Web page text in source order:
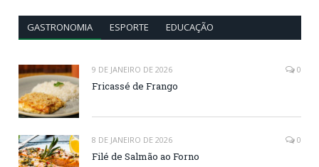
GASTRONOMIA ESPORTE EDUCAÇÃO
9 DE JANEIRO DE 2026 0
Fricassé de Frango
8 DE JANEIRO DE 2026 0
Filé de Salmão ao Forno